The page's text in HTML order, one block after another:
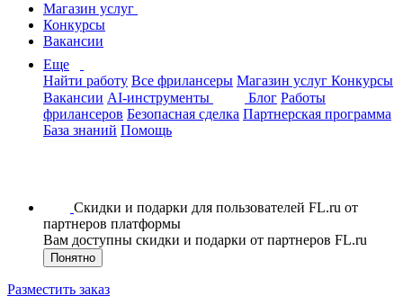
Магазин услуг
Конкурсы
Вакансии
Еще
Найти работу Все фрилансеры Магазин услуг Конкурсы
Вакансии AI-инструменты Блог Работы
фрилансеров Безопасная сделка Партнерская программа
База знаний Помощь
Скидки и подарки для пользователей FL.ru от
партнеров платформы
Вам доступны скидки и подарки от партнеров FL.ru
Понятно
Разместить заказ